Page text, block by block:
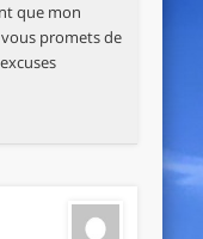
que mon
promets de